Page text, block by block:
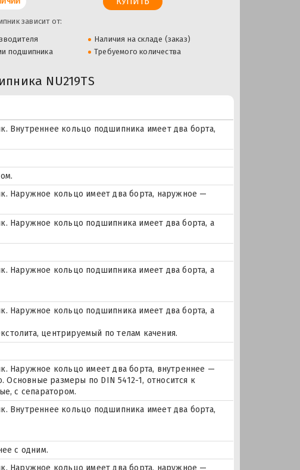
зависит от:
Наличия на складе (заказ)
подшипника
Требуемого количества
NU219TS
Внутреннее кольцо подшипника имеет два борта,
Наружное кольцо имеет два борта, наружное —
Наружное кольцо подшипника имеет два борта, а
Наружное кольцо подшипника имеет два борта, а
Наружное кольцо подшипника имеет два борта, а
центрируемый по телам качения.
Наружное кольцо имеет два борта, внутреннее —
размеры по DIN 5412-1, относится к
с сепаратором.
Внутреннее кольцо подшипника имеет два борта,
с одним.
Наружное кольцо имеет два борта, наружное —